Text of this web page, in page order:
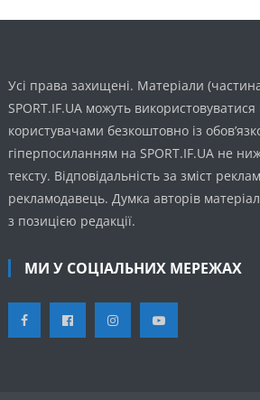
Усі права захищені. Матеріали
SPORT.IF.UA можуть
користувачами безкоштовно із
гіперпосиланням на SPORT.IF.UA не
тексту. Відповідальність за зміст
рекламодавець. Думка авторів
з позицією редакції.
МИ У СОЦІАЛЬНИХ МЕРЕЖАХ